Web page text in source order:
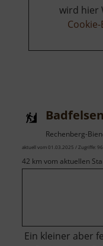
wird hier
Badfelsen
Rechenberg-
aktuell vom 01.03.2025 / Zugriffe:
42 km vom aktuellen
Ein kleiner aber